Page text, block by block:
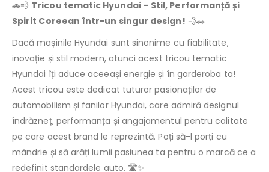
🚗💨 Tricou tematic Hyundai – Stil, Performanță și
Spirit Coreean într-un singur design! 💨🚗
Dacă mașinile Hyundai sunt sinonime cu fiabilitate,
inovație și stil modern, atunci acest tricou tematic
Hyundai îți aduce aceeași energie și în garderoba ta!
Acest tricou este dedicat tuturor pasionaților de
automobilism și fanilor Hyundai, care admiră designul
îndrăzneț, performanța și angajamentul pentru calitate
pe care acest brand le reprezintă. Poți să-l porți cu
mândrie și să arăți lumii pasiunea ta pentru o marcă ce a
redefinit standardele auto. 🛣️✨